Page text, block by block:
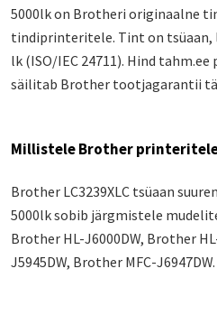
5000lk on Brotheri originaalne
tindiprinteritele. Tint on tsüaan,
lk (ISO/IEC 24711). Hind tahm.ee
säilitab Brother tootjagarantii
Millistele Brother
Brother LC3239XLC tsüaan
5000lk sobib järgmistele
Brother HL-J6000DW, Brother
J5945DW, Brother MFC-J6947DW.